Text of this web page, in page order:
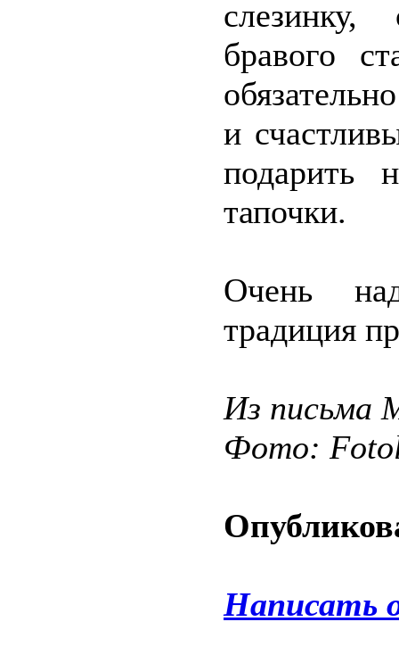
бравого
и
подарить
тапочки.
Очень
традиция
Из письма
Фото:
Написать